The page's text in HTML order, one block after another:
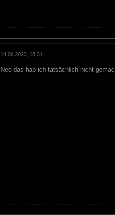
14.06.2023, 18:31
Nee das hab ich tatsächlich nicht